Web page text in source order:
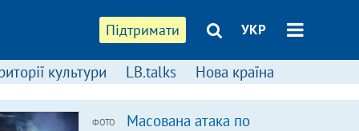
Підтримати УКР
культури LB.talks Нова країна
ФОТО
Масована атака по